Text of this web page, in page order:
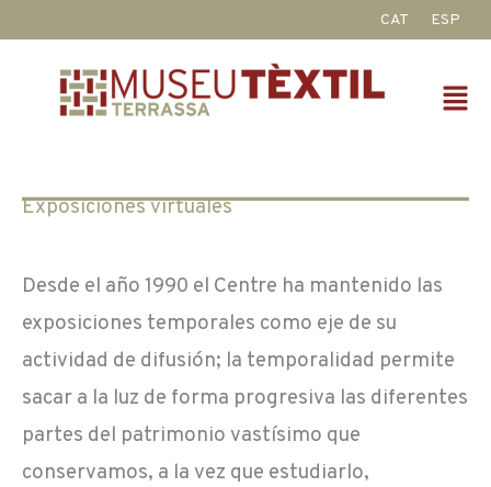
contenido
CAT ESP
Exposiciones virtuales
Desde el año 1990 el Centre ha mantenido las
exposiciones temporales como eje de su
actividad de difusión; la temporalidad permite
sacar a la luz de forma progresiva las diferentes
partes del patrimonio vastísimo que
conservamos, a la vez que estudiarlo,